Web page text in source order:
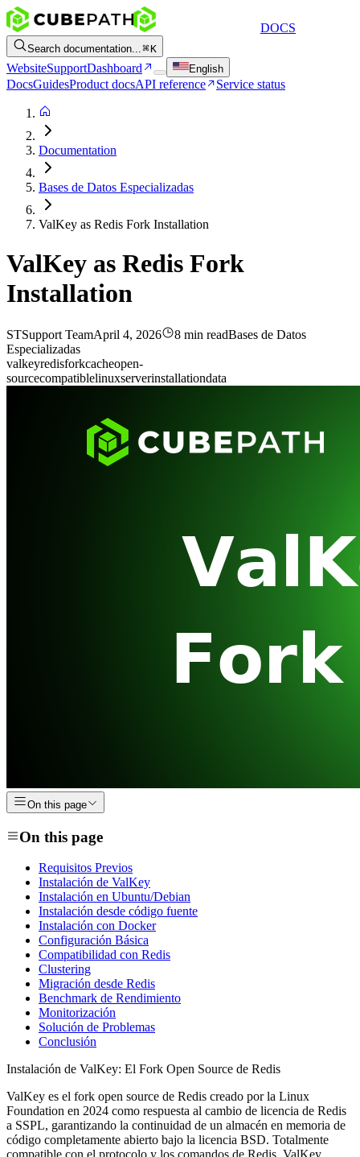
DOCS
Search documentation... K
WebsiteSupportDashboard English
DocsGuidesProduct docsAPI reference Service status
Documentation
Bases de Datos Especializadas
ValKey as Redis Fork Installation
ValKey as Redis Fork
Installation
STSupport TeamApril 4, 2026 8 min readBases de Datos
Especializadas
valkeyredisforkcacheopen-
sourcecompatiblelinuxserverinstallationdata
On this page
On this page
Requisitos Previos
Instalación de ValKey
Instalación en Ubuntu/Debian
Instalación desde código fuente
Instalación con Docker
Configuración Básica
Compatibilidad con Redis
Clustering
Migración desde Redis
Benchmark de Rendimiento
Monitorización
Solución de Problemas
Conclusión
Instalación de ValKey: El Fork Open Source de Redis
ValKey es el fork open source de Redis creado por la Linux
Foundation en 2024 como respuesta al cambio de licencia de Redis
a SSPL, garantizando la continuidad de un almacén en memoria de
código completamente abierto bajo la licencia BSD. Totalmente